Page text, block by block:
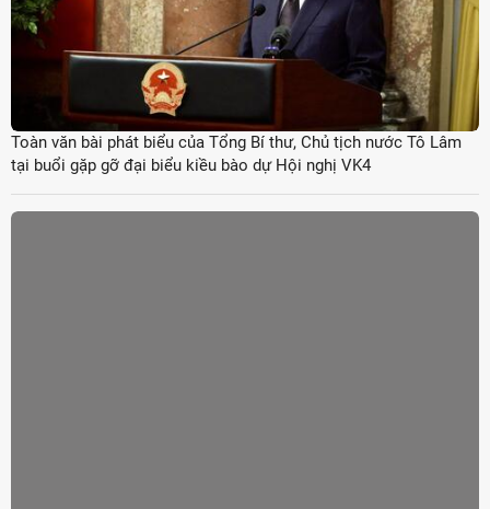
Toàn văn bài phát biểu của Tổng Bí thư, Chủ tịch nước Tô Lâm
tại buổi gặp gỡ đại biểu kiều bào dự Hội nghị VK4